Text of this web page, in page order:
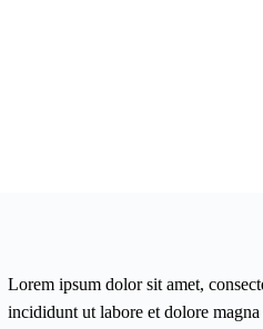
Lorem ipsum dolor sit amet,
incididunt ut labore et dolore